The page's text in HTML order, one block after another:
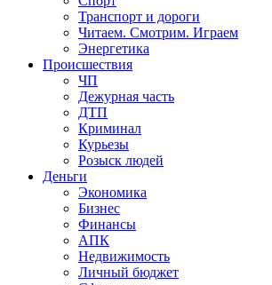
Транспорт и дороги
Читаем. Смотрим. Играем
Энергетика
Происшествия
ЧП
Дежурная часть
ДТП
Криминал
Курьезы
Розыск людей
Деньги
Экономика
Бизнес
Финансы
АПК
Недвижимость
Личный бюджет